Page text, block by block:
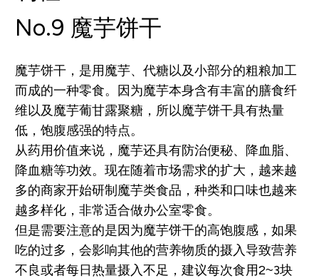
No.9 魔芋饼干
魔芋饼干，是用魔芋、代糖以及小部分的粗粮加工
而成的一种零食。因为魔芋本身含有丰富的膳食纤
维以及魔芋葡甘露聚糖，所以魔芋饼干具有热量
低，饱腹感强的特点。
从药用价值来说，魔芋还具有防治便秘、降血脂、
降血糖等功效。现在随着市场需求的扩大，越来越
多的商家开始研制魔芋类食品，种类和口味也越来
越多样化，非常适合做办公室零食。
但是需要注意的是因为魔芋饼干的高饱腹感，如果
吃的过多，会影响其他的营养物质的摄入导致营养
不良或者每日热量摄入不足，建议每次食用2~3块